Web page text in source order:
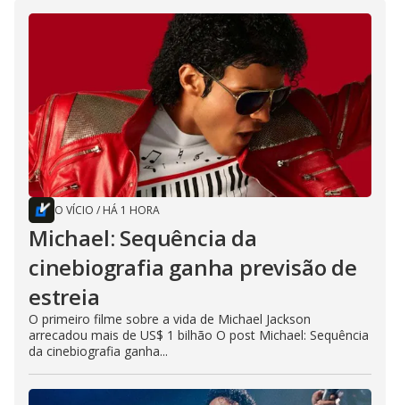
O VÍCIO / HÁ 1 HORA
Michael: Sequência da
cinebiografia ganha previsão de
estreia
O primeiro filme sobre a vida de Michael Jackson
arrecadou mais de US$ 1 bilhão O post Michael: Sequência
da cinebiografia ganha...